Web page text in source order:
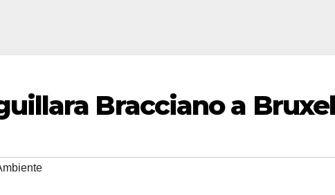
Bracciano a